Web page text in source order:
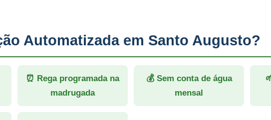
Automatizada em Santo Augusto?
⏰ Rega programada na
madrugada
💰 Sem conta de água
mensal